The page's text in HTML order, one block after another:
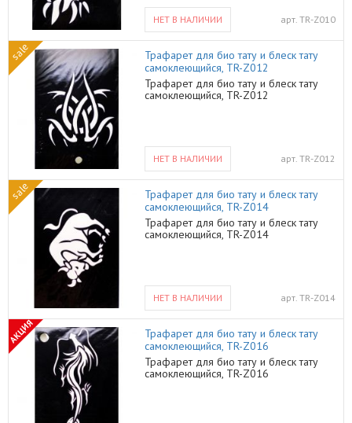
НЕТ В НАЛИЧИИ арт. TR-Z010
sale
Трафарет для био тату и блеск тату
самоклеющийся, TR-Z012
Трафарет для био тату и блеск тату
самоклеющийся, TR-Z012
НЕТ В НАЛИЧИИ арт. TR-Z012
sale
Трафарет для био тату и блеск тату
самоклеющийся, TR-Z014
Трафарет для био тату и блеск тату
самоклеющийся, TR-Z014
НЕТ В НАЛИЧИИ арт. TR-Z014
АКЦИЯ
Трафарет для био тату и блеск тату
самоклеющийся, TR-Z016
Трафарет для био тату и блеск тату
самоклеющийся, TR-Z016